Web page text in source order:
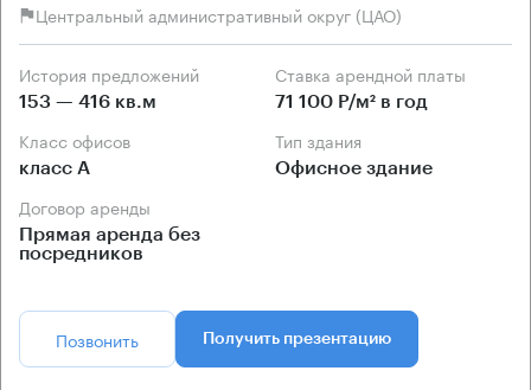
Центральный административный округ (ЦАО)
История предложений
153 — 416 кв.м
Ставка арендной платы
71 100 Р/м² в год
Класс офисов
класс А
Тип здания
Офисное здание
Договор аренды
Прямая аренда без
посредников
Позвонить Получить презентацию